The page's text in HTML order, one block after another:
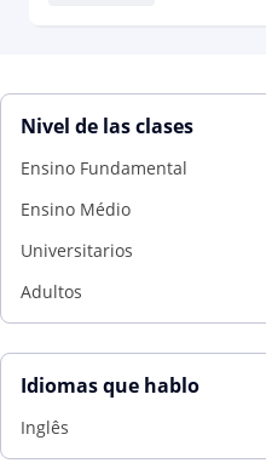
Nivel de las clases
Ensino Fundamental
Ensino Médio
Universitarios
Adultos
Idiomas que hablo
Inglês